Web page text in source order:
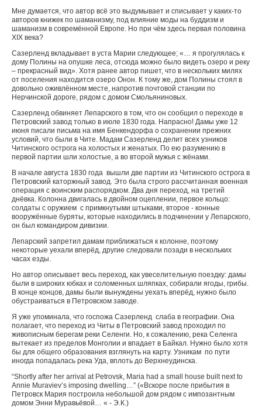
Мне думается, что автор всё это выдумывает и списывает у каких-то
авторов книжек по шаманизму, под влияние моды на буддизм и
шаманизм в совремённой Европе. Но при чём здесь первая половина
Х Х века?
Сазерленд вкладывает в уста Марии следующее; «… я прогулялась к
дому Полины на опушке леса, отсюда можно было видеть озеро и реку
– прекрасный вид». Хотя ранее автор пишет, что в нескольких милях
от поселения находится озеро Онон. К тому же, дом Полины стоял в
довольно оживлённом месте, напротив почтовой станции по
Нерчинской дороге, рядом с домом Смольяниновых.
Сазерленд обвиняет Лепарского в том, что он сообщил о переходе в
Петровский завод только в июле 1830 года. Напрасно! Дамы уже 12
июня писали письма на имя Бенкендорфа о сохранении прежних
условий, что были в Чите. Мадам Сазерленд делит всех узников
Читинского острога на холостых и женатых. По ею разумению в
первой партии шли холостые, а во второй мужья с жёнами.
В начале августа 1830 года вышли две партии из Читинского острога в
Петровский каторжный завод. Это была строго рассчитанная военная
операция с воинским распорядком. Два дня переход, на третий
днёвка. Колонна двигалась в двойном оцеплении, первое кольцо:
солдаты с оружием с примкнутыми штыками, второе - конные
вооружённые буряты, которые находились в подчинении у Лепарского,
он был командиром дивизии.
Лепарский запретил дамам приближаться к колонне, поэтому
некоторые уехали вперёд, другие следовали позади в нескольких
часах езды.
Но автор описывает весь переход, как увеселительную поездку: дамы
были в широких юбках и соломенных шляпках, собирали ягоды, грибы.
В конце концов, дамы были вынуждены уехать вперёд, нужно было
обустраиваться в Петровском заводе.
Я уже упоминала, что госпожа Сазерленд слаба в географии. Она
полагает, что переход из Читы в Петровский завод проходил по
живописным берегам реки Селенги. Но, к сожалению, река Селенга
вытекает из пределов Монголии и впадает в Байкал. Нужно было хотя
бы для общего образования взглянуть на карту. Узникам по пути
иногда попадалась река Уда, вплоть до Верхнеудинска.
“Shortly after her arrival at Petrovsk, Maria had a small house built next to
Annie Muraviev’s imposing dwelling…” («Вскоре после прибытия в
Петровск Мария построила небольшой дом рядом с импозантным
домом Энни Муравьёвой… « - Э.К.)